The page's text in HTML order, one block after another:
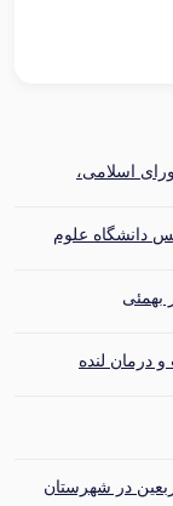
اسلامی،
دانشگاه علوم
درمان لنده
در شهرستان